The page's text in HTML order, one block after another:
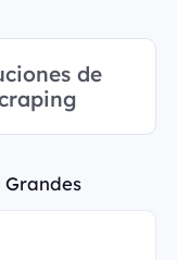
de
Grandes